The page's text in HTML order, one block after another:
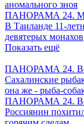
аномального зноя
ПАНОРАМА 24.
В Таиланде 11-
девятерых монахов
Показать ещё
ПАНОРАМА 24.
Сахалинские
она же - рыба-
ПАНОРАМА 24.
Россиянин